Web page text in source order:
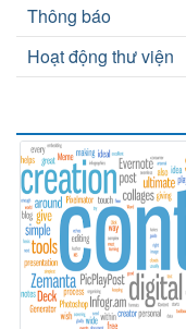
Thông báo
Hoạt động thư viện